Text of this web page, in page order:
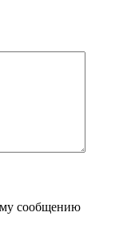
сообщению